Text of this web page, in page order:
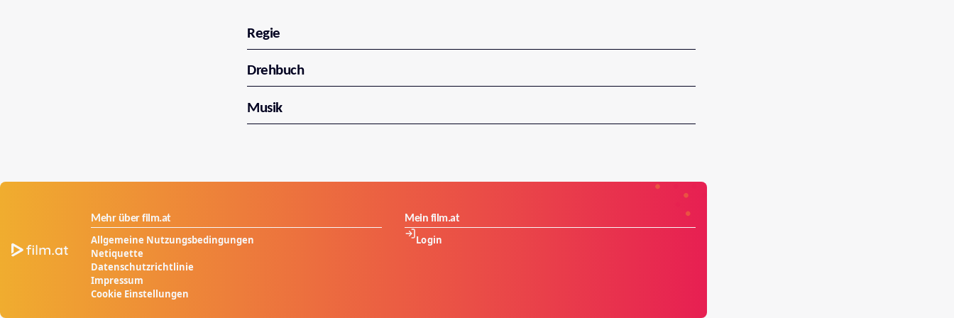
Regie
Drehbuch
Musik
Mehr über film.at
Allgemeine Nutzungsbedingungen
Netiquette
Datenschutzrichtlinie
Impressum
Cookie Einstellungen
Mein film.at
Login